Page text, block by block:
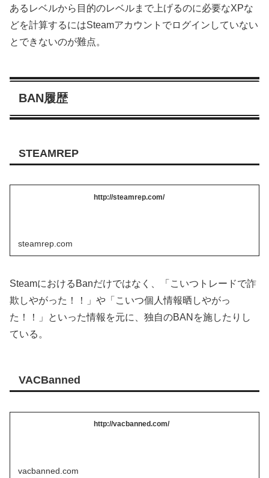
あるレベルから目的のレベルまで上げるのに必要なXPな
どを計算するにはSteamアカウントでログインしていない
とできないのが難点。
BAN履歴
STEAMREP
http://steamrep.com/
steamrep.com
SteamにおけるBanだけではなく、「こいつトレードで詐
欺しやがった！！」や「こいつ個人情報晒しやがっ
た！！」といった情報を元に、独自のBANを施したりし
ている。
VACBanned
http://vacbanned.com/
vacbanned.com